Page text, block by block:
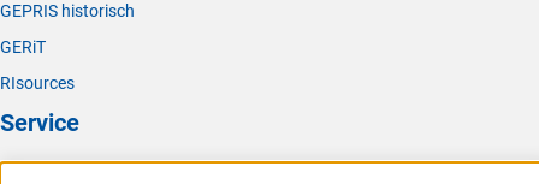
GEPRIS historisch
GERiT
RIsources
Service